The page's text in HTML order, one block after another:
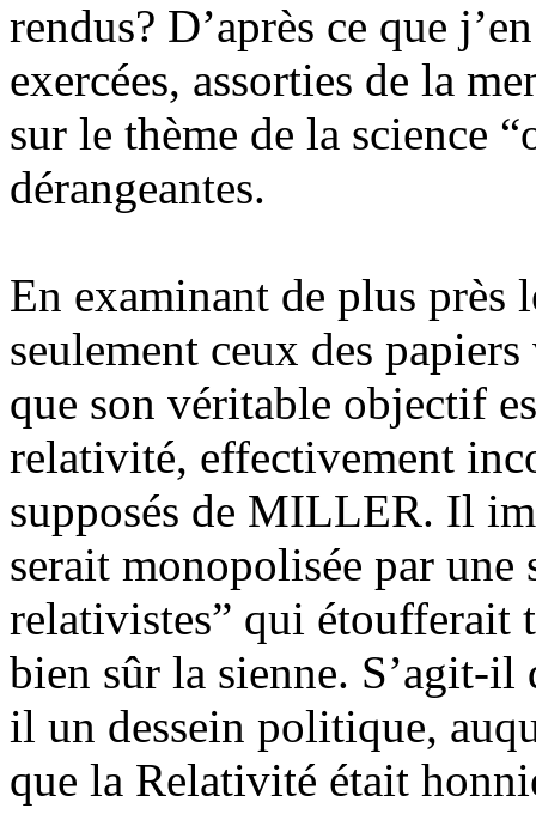
rendus? D’après ce que
exercées, assorties de la
sur le thème de la science
dérangeantes.
En examinant de plus près
seulement ceux des
que son véritable objectif
relativité, effectivement
supposés de MILLER. Il
serait monopolisée par
relativistes” qui étoufferait
bien sûr la sienne. S’agit-il
il un dessein politique,
que la Relativité était